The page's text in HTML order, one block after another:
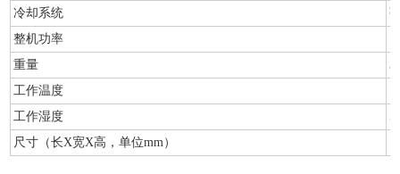
冷却系统
整机功率
重量
工作温度
工作湿度
尺寸（长X宽X高，单位mm）